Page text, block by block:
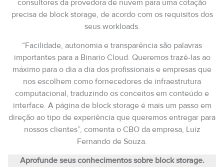
consultores da provedora de nuvem para uma cotação
precisa de block storage, de acordo com os requisitos dos
seus workloads.
“Facilidade, autonomia e transparência são palavras
importantes para a Binario Cloud. Queremos trazê-las ao
máximo para o dia a dia dos profissionais e empresas que
nos escolhem como fornecedores de infraestrutura
computacional, traduzindo os conceitos em conteúdo e
interface. A página de block storage é mais um passo em
direção ao tipo de experiência que queremos entregar para
nossos clientes”, comenta o CBO da empresa, Luiz
Fernando de Souza.
Aprofunde seus conhecimentos sobre block storage.